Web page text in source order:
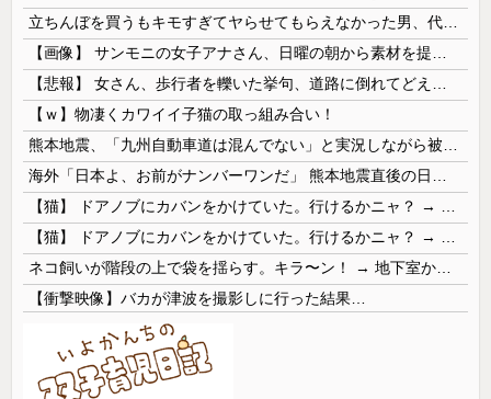
【ｗ】物凄くカワイイ子猫の取っ組み合い！
【衝撃映像】バカが津波を撮影しに行った結果…